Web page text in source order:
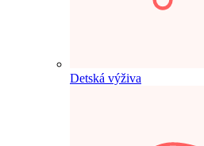
Detská výživa